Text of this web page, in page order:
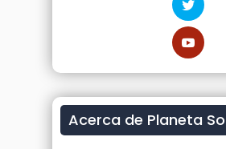
Acerca de Planeta